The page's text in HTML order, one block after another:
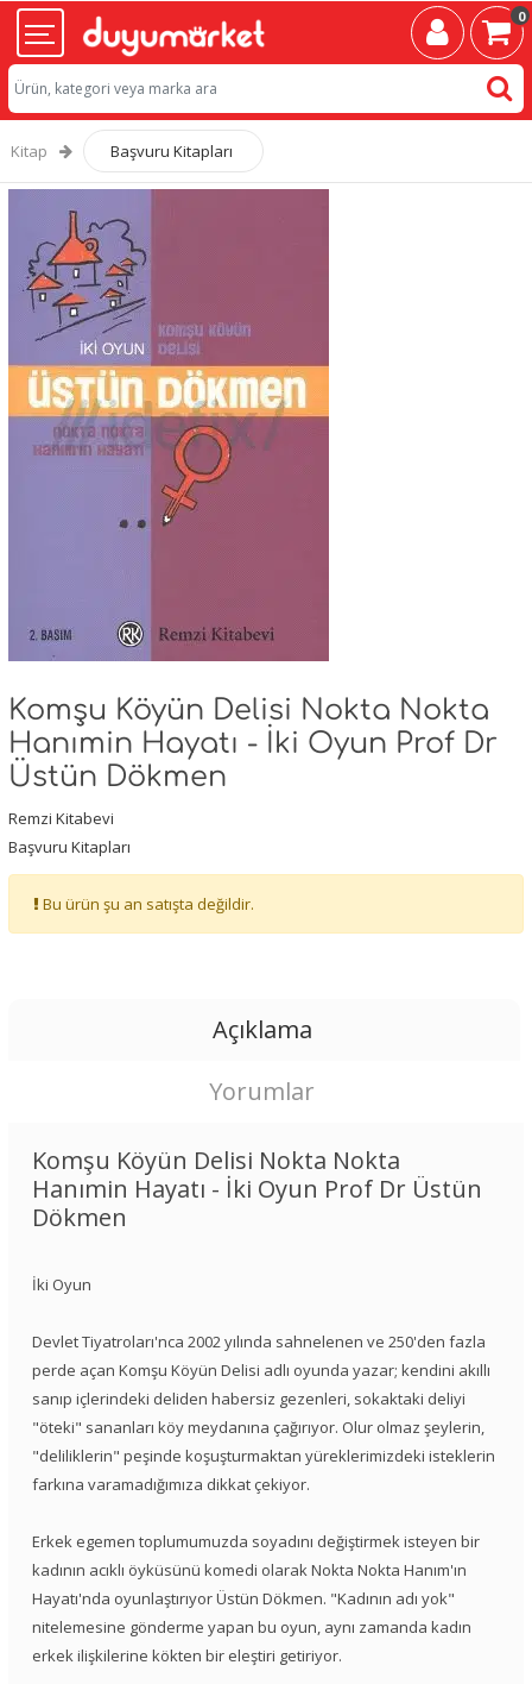
0
Kitap Başvuru Kitapları
Komşu Köyün Delisi Nokta Nokta
Hanımin Hayatı - İki Oyun Prof Dr
Üstün Dökmen
Remzi Kitabevi
Başvuru Kitapları
Bu ürün şu an satışta değildir.
Açıklama
Yorumlar
Komşu Köyün Delisi Nokta Nokta
Hanımin Hayatı - İki Oyun Prof Dr Üstün
Dökmen
İki Oyun
Devlet Tiyatroları'nca 2002 yılında sahnelenen ve 250'den fazla
perde açan Komşu Köyün Delisi adlı oyunda yazar; kendini akıllı
sanıp içlerindeki deliden habersiz gezenleri, sokaktaki deliyi
"öteki" sananları köy meydanına çağırıyor. Olur olmaz şeylerin,
"deliliklerin" peşinde koşuşturmaktan yüreklerimizdeki isteklerin
farkına varamadığımıza dikkat çekiyor.
Erkek egemen toplumumuzda soyadını değiştirmek isteyen bir
kadının acıklı öyküsünü komedi olarak Nokta Nokta Hanım'ın
Hayatı'nda oyunlaştırıyor Üstün Dökmen. "Kadının adı yok"
nitelemesine gönderme yapan bu oyun, aynı zamanda kadın
erkek ilişkilerine kökten bir eleştiri getiriyor.